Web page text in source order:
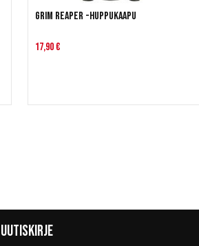
Grim Reaper -huppukaapu
17,90 €
Uutiskirje